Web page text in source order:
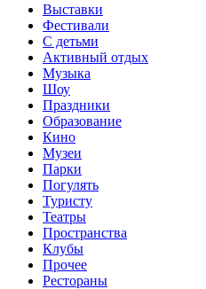
Выставки
Фестивали
С детьми
Активный отдых
Музыка
Шоу
Праздники
Образование
Кино
Музеи
Парки
Погулять
Туристу
Театры
Пространства
Клубы
Прочее
Рестораны